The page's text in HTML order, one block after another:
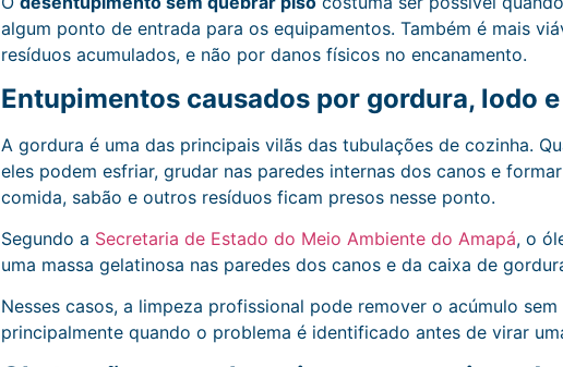
algum ponto de entrada para os equipamentos. Também é mais
resíduos acumulados, e não por danos físicos no encanamento.
Entupimentos causados por gordura, lodo
A gordura é uma das principais vilãs das tubulações de cozinha.
eles podem esfriar, grudar nas paredes internas dos canos e
comida, sabão e outros resíduos ficam presos nesse ponto.
Segundo a Secretaria de Estado do Meio Ambiente do Amapá, o
uma massa gelatinosa nas paredes dos canos e da caixa de
Nesses casos, a limpeza profissional pode remover o acúmulo
principalmente quando o problema é identificado antes de virar